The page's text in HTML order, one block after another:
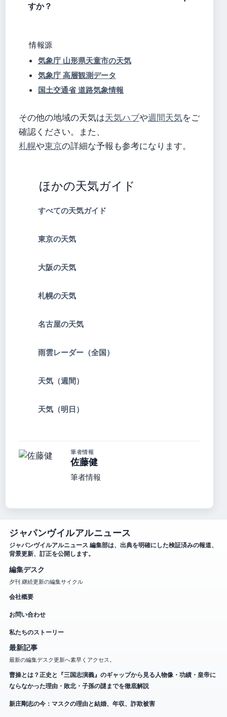
すか？
情報源
気象庁 山形県天童市の天気
気象庁 高層観測データ
国土交通省 道路気象情報
その他の地域の天気は天気ハブや週間天気をご
確認ください。また、
札幌や東京の詳細な予報も参考になります。
ほかの天気ガイド
すべての天気ガイド
東京の天気
大阪の天気
札幌の天気
名古屋の天気
雨雲レーダー（全国）
天気（週間）
天気（明日）
筆者情報
佐藤健
筆者情報
ジャパンヴイルアルニュース
ジャパンヴイルアルニュース 編集部は、出典を明確にした検証済みの報道、
背景更新、訂正を公開します。
編集デスク
夕刊 継続更新の編集サイクル
会社概要
お問い合わせ
私たちのストーリー
最新記事
最新の編集デスク更新へ素早くアクセス。
曹操とは？正史と『三国志演義』のギャップから見る人物像・功績・皇帝に
ならなかった理由・敗北・子孫の謎までを徹底解説
新庄剛志の今：マスクの理由と結婚、年収、詐欺被害